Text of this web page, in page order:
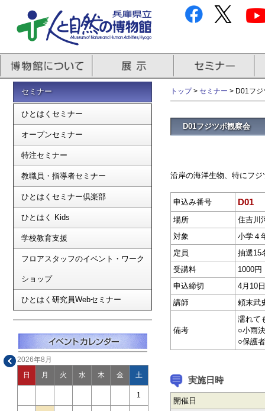
セミナー
ひとはくセミナー
オープンセミナー
特注セミナー
教職員・指導者セミナー
ひとはくセミナー倶楽部
ひとはく Kids
学校教育支援
フロアスタッフのイベント・ワーク
ショップ
ひとはく研究員Webセミナー
2026年8月
日 月 火 水 木 金 土
1
トップ> セミナー > D01フジ
D01フジツボ観察会
沿岸の海洋生物、特にフ
申込み番号 D01
場所
住吉川
対象
小学４
定員
抽選15
受講料
1000円
申込締切
4月10
講師
頼末武
備考
濡れて
○小雨
○保護
実施日時
開催日